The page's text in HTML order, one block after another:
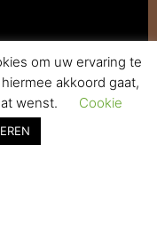
om uw ervaring te
akkoord gaat,
wenst.
Cookie